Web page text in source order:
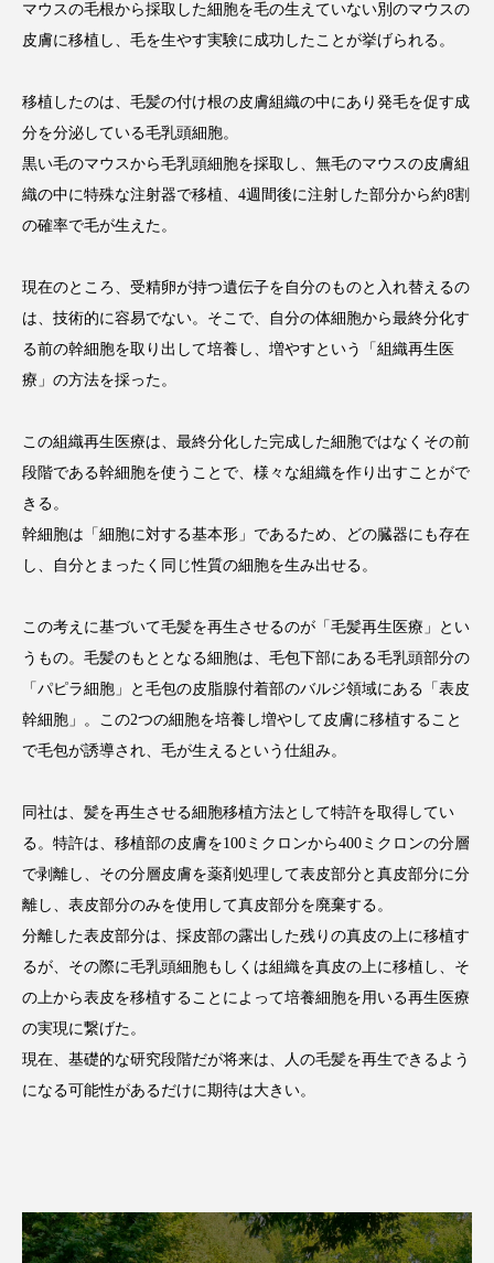
TAG LIST タグ一覧
Gemini Instagram
TikTok アスタキサンチン
アンチエイジング アンチソリチュード
インタビュー インナービューティー 冷え
ウェアラブルデバイス ウェルネス
ウェルビーイング
エクソソーム オーガニック オゾン
カカイオイル ガジェット キーワード
クルエルティフリー クレンジング
コグニティブヘルス コスト削減
コネクテッド・ビューティ コミュニケーション
コルチゾール サステナビリティ
サプリ
サロン経営 サロン連略
スキンケアルーティン ストレス スパ
マウスの毛根から採取した細胞を毛の生えていない別のマウスの
皮膚に移植し、毛を生やす実験に成功したことが挙げられる。
移植したのは、毛髪の付け根の皮膚組織の中にあり発毛を促す成
分を分泌している毛乳頭細胞。
黒い毛のマウスから毛乳頭細胞を採取し、無毛のマウスの皮膚組
織の中に特殊な注射器で移植、4週間後に注射した部分から約8割
の確率で毛が生えた。
現在のところ、受精卵が持つ遺伝子を自分のものと入れ替えるの
は、技術的に容易でない。そこで、自分の体細胞から最終分化す
る前の幹細胞を取り出して培養し、増やすという「組織再生医
療」の方法を採った。
この組織再生医療は、最終分化した完成した細胞ではなくその前
段階である幹細胞を使うことで、様々な組織を作り出すことがで
きる。
幹細胞は「細胞に対する基本形」であるため、どの臓器にも存在
し、自分とまったく同じ性質の細胞を生み出せる。
この考えに基づいて毛髪を再生させるのが「毛髪再生医療」とい
うもの。毛髪のもととなる細胞は、毛包下部にある毛乳頭部分の
「パピラ細胞」と毛包の皮脂腺付着部のバルジ領域にある「表皮
幹細胞」。この2つの細胞を培養し増やして皮膚に移植すること
で毛包が誘導され、毛が生えるという仕組み。
同社は、髪を再生させる細胞移植方法として特許を取得してい
る。特許は、移植部の皮膚を100ミクロンから400ミクロンの分層
で剥離し、その分層皮膚を薬剤処理して表皮部分と真皮部分に分
離し、表皮部分のみを使用して真皮部分を廃棄する。
分離した表皮部分は、採皮部の露出した残りの真皮の上に移植す
るが、その際に毛乳頭細胞もしくは組織を真皮の上に移植し、そ
の上から表皮を移植することによって培養細胞を用いる再生医療
の実現に繋げた。
現在、基礎的な研究段階だが将来は、人の毛髪を再生できるよう
になる可能性があるだけに期待は大きい。